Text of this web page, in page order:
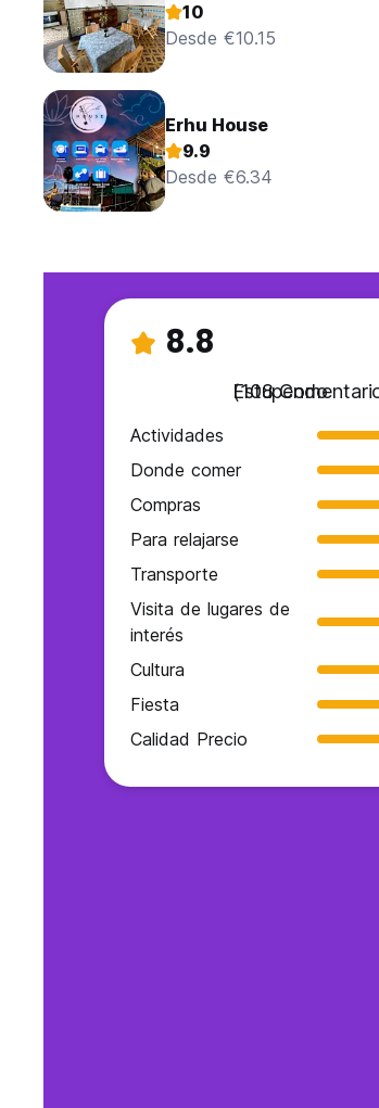
10
Desde €10.15
Erhu House
9.9
Desde €6.34
8.8
Estupendo
(108
Actividades
Donde comer
Compras
Para relajarse
Transporte
Visita de lugares de
interés
Cultura
Fiesta
Calidad Precio